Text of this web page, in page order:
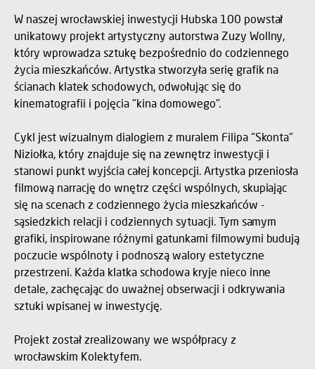
W naszej wrocławskiej inwestycji Hubska 100 powstał
unikatowy projekt artystyczny autorstwa Zuzy Wollny,
który wprowadza sztukę bezpośrednio do codziennego
życia mieszkańców. Artystka stworzyła serię grafik na
ścianach klatek schodowych, odwołując się do
kinematografii i pojęcia "kina domowego".
Cykl jest wizualnym dialogiem z muralem Filipa "Skonta"
Niziołka, który znajduje się na zewnętrz inwestycji i
stanowi punkt wyjścia całej koncepcji. Artystka przeniosła
filmową narrację do wnętrz części wspólnych, skupiając
się na scenach z codziennego życia mieszkańców -
sąsiedzkich relacji i codziennych sytuacji. Tym samym
grafiki, inspirowane różnymi gatunkami filmowymi budują
poczucie wspólnoty i podnoszą walory estetyczne
przestrzeni. Każda klatka schodowa kryje nieco inne
detale, zachęcając do uważnej obserwacji i odkrywania
sztuki wpisanej w inwestycję.
Projekt został zrealizowany we współpracy z
wrocławskim Kolektyfem.